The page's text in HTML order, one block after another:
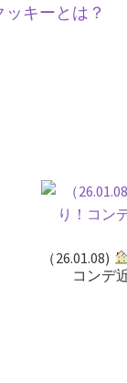
キーとは？
（26.01.08)
コンデ